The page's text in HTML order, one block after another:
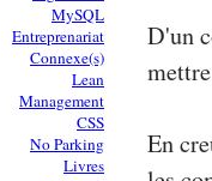
MySQL
Entreprenariat
Connexe(s)
Lean
Management
CSS
No Parking
Livres
D'un
En